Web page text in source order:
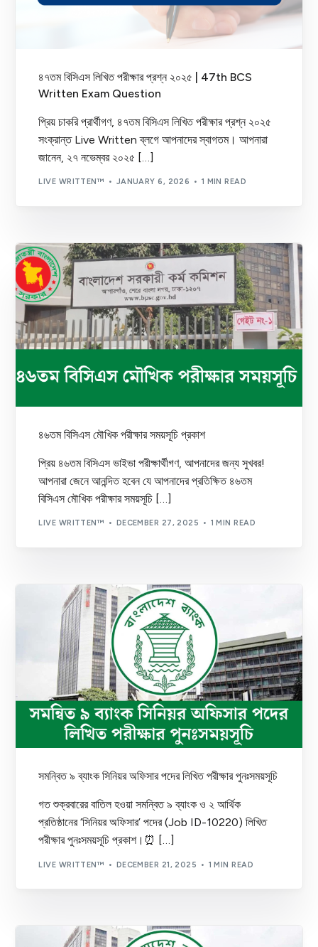
৪৭তম বিসিএস লিখিত পরীক্ষার প্রশ্ন ২০২৫ | 47th BCS
Written Exam Question
প্রিয় চাকরি প্রার্থীগণ, ৪৭তম বিসিএস লিখিত পরীক্ষার প্রশ্ন ২০২৫
সংক্রান্ত Live Written ব্লগে আপনাদের স্বাগতম। আপনারা
জানেন, ২৭ নভেম্বর ২০২৫ […]
LIVE WRITTEN™ JANUARY 6, 2026 1 MIN READ
৪৬তম বিসিএস মৌখিক পরীক্ষার সময়সূচি প্রকাশ
প্রিয় ৪৬তম বিসিএস ভাইভা পরীক্ষার্থীগণ, আপনাদের জন্য সুখবর!
আপনারা জেনে আনন্দিত হবেন যে আপনাদের প্রতিক্ষিত ৪৬তম
বিসিএস মৌখিক পরীক্ষার সময়সূচি […]
LIVE WRITTEN™ DECEMBER 27, 2025 1 MIN READ
সমন্বিত ৯ ব্যাংক সিনিয়র অফিসার পদের লিখিত পরীক্ষার পুনঃসময়সূচি
গত শুক্রবারের বাতিল হওয়া সমন্বিত ৯ ব্যাংক ও ২ আর্থিক
প্রতিষ্ঠানের ‘সিনিয়র অফিসার’ পদের (Job ID-10220) লিখিত
পরীক্ষার পুনঃসময়সূচি প্রকাশ।⏰ […]
LIVE WRITTEN™ DECEMBER 21, 2025 1 MIN READ